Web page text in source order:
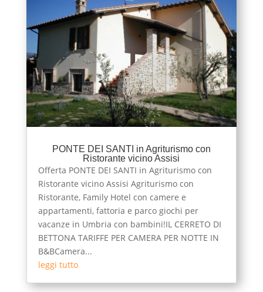
PONTE DEI SANTI in Agriturismo con
Ristorante vicino Assisi
Offerta PONTE DEI SANTI in Agriturismo con
Ristorante vicino Assisi Agriturismo con
Ristorante, Family Hotel con camere e
appartamenti, fattoria e parco giochi per
vacanze in Umbria con bambini!IL CERRETO DI
BETTONA TARIFFE PER CAMERA PER NOTTE IN
B&BCamera...
leggi tutto